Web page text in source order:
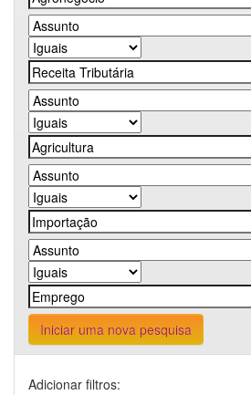
Iniciar uma nova pesquisa
Adicionar filtros: